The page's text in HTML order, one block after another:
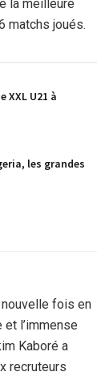
la meilleure
matchs joués.
XXL U21 à
les grandes
fois en
l’immense
Kaboré a
recruteurs